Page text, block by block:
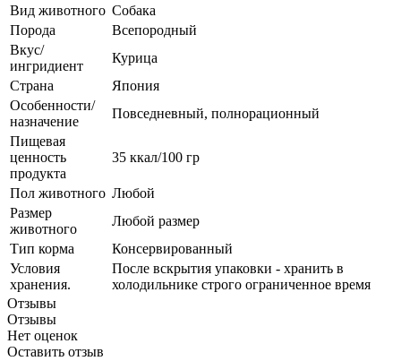
Вид животного Собака
Порода
Всепородный
Вкус/
ингридиент
Курица
Страна
Япония
Особенности/
назначение
Повседневный, полнорационный
Пищевая
ценность
продукта
35 ккал/100 гр
Пол животного Любой
Размер
животного
Любой размер
Тип корма
Консервированный
Условия
хранения.
После вскрытия упаковки - хранить в
холодильнике строго ограниченное время
Отзывы
Отзывы
Нет оценок
Оставить отзыв